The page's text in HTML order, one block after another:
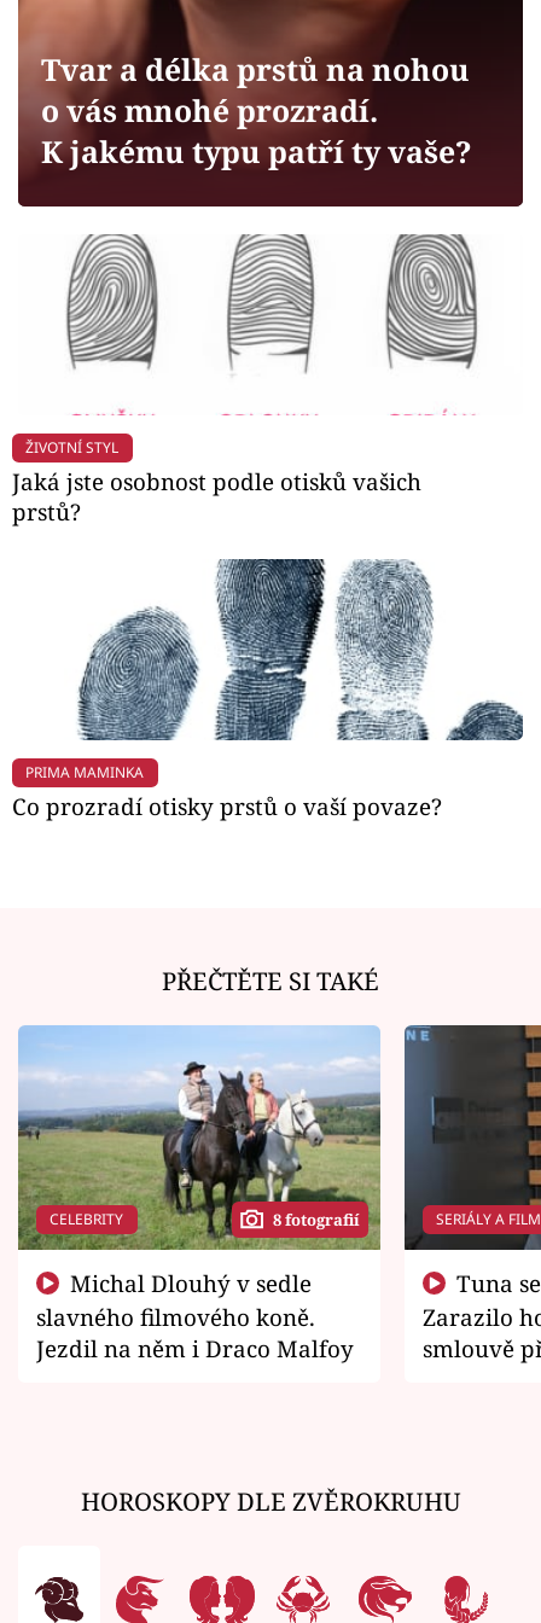
Sledujte prima+
Filmový festival Karlovy Vary
Mámy sobě
Přihlášení
Sledujte nás
Tvar a délka prstů na nohou
o vás mnohé prozradí.
K jakému typu patří ty vaše?
ŽIVOTNÍ STYL
Jaká jste osobnost podle otisků vašich
prstů?
PRIMA MAMINKA
Co prozradí otisky prstů o vaší povaze?
PŘEČTĚTE SI TAKÉ
CELEBRITY 8 fotografií
slavného filmového koně.
Jezdil na něm i Draco Malfoy
SERIÁLY A
Zarazilo
smlouvě
HOROSKOPY DLE ZVĚROKRUHU